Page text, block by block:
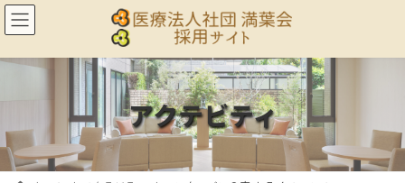
コ
ン
ン
キ
ッ
プ
ナ
ビ
ー
に
移
動
アクテビティ